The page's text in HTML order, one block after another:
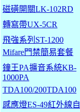
磁磺開關LK-102RD
轉寫帶UX-5CR
飛強系列ST-1200
Mifare門禁簡易套餐
鐘王PA擴音系統KB-
1000PA
TDA100/200TDA100
感應燈ES-49紅外線自